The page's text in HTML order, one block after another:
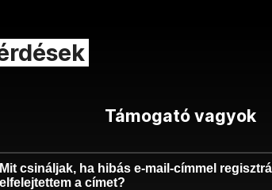
Támogató vagyok
Mit csináljak, ha hibás e-mail-címmel
elfelejtettem a címet?